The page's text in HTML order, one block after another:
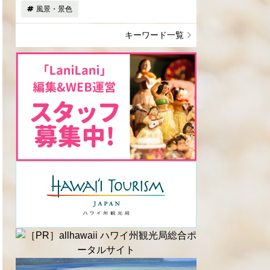
風景・景色
キーワード一覧